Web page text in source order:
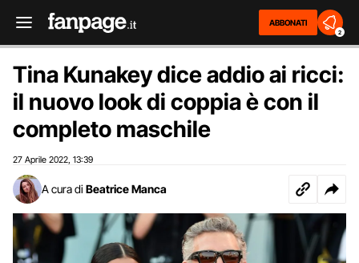
ABBONATI
2
Tina Kunakey dice addio ai ricci:
il nuovo look di coppia è con il
completo maschile
27 Aprile 2022 13:39
A cura di Beatrice Manca